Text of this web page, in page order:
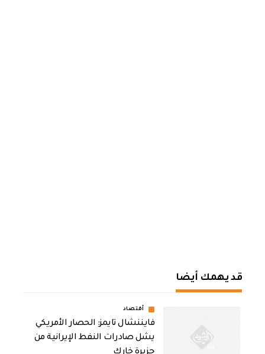
قد يهمك أيضا
أقتصاد
فايننشال تايمز: الحصار الأمريكي
يشل صادرات النفط الإيرانية من